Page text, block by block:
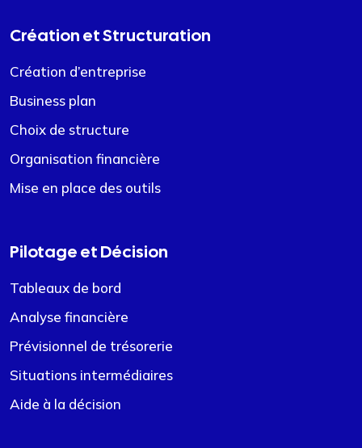
Création et Structuration
Création d’entreprise
Business plan
Choix de structure
Organisation financière
Mise en place des outils
Pilotage et Décision
Tableaux de bord
Analyse financière
Prévisionnel de trésorerie
Situations intermédiaires
Aide à la décision